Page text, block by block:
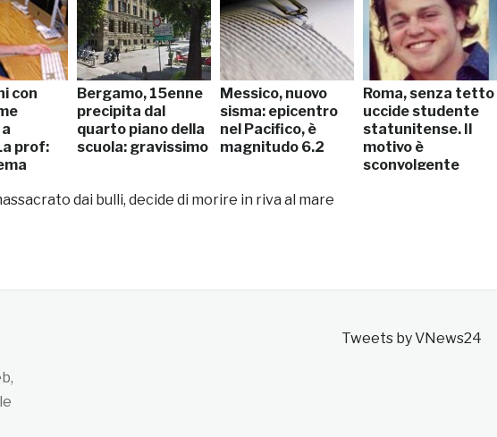
con
prof:
Bergamo, 15enne
precipita dal
quarto piano della
scuola: gravissimo
Messico, nuovo
sisma: epicentro
nel Pacifico, è
magnitudo 6.2
Roma, senza tetto
uccide studente
statunitense. Il
motivo è
sconvolgente
dai bulli, decide di morire in riva al mare
Tweets by VNews24